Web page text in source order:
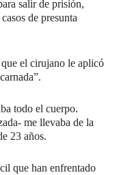
salir de prisión,
de presunta
el cirujano le aplicó
todo el cuerpo.
me llevaba de la
23 años.
que han enfrentado